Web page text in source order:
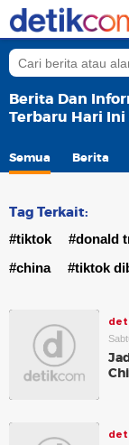
Berita Dan
Terbaru Hari
Semua Berita
Tag Terkait:
#tiktok #donald
#china
#tiktok